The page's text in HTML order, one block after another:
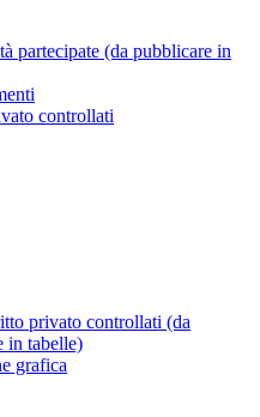
partecipate (da pubblicare in
controllati
privato controllati (da
in tabelle)
grafica